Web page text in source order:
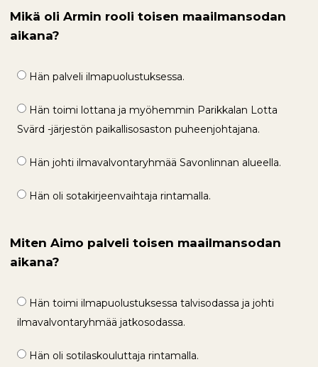
Mikä oli Armin rooli toisen maailmansodan
aikana?
Hän palveli ilmapuolustuksessa.
Hän toimi lottana ja myöhemmin Parikkalan Lotta
Svärd -järjestön paikallisosaston puheenjohtajana.
Hän johti ilmavalvontaryhmää Savonlinnan alueella.
Hän oli sotakirjeenvaihtaja rintamalla.
Miten Aimo palveli toisen maailmansodan
aikana?
Hän toimi ilmapuolustuksessa talvisodassa ja johti
ilmavalvontaryhmää jatkosodassa.
Hän oli sotilaskouluttaja rintamalla.